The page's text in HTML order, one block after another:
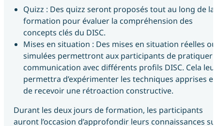
Quizz : Des quizz seront proposés tout au long de la
formation pour évaluer la compréhension des
concepts clés du DISC.
Mises en situation : Des mises en situation réelles ou
simulées permettront aux participants de pratiquer
communication avec différents profils DISC. Cela
permettra d’expérimenter les techniques apprises et
de recevoir une rétroaction constructive.
Durant les deux jours de formation, les participants
auront l’occasion d’approfondir leurs connaissances